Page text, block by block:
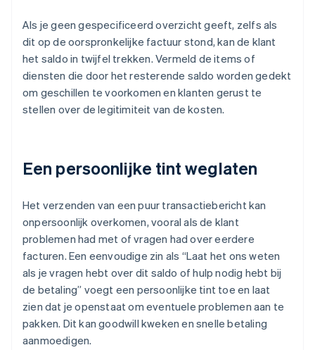
Als je geen gespecificeerd overzicht geeft, zelfs als
dit op de oorspronkelijke factuur stond, kan de klant
het saldo in twijfel trekken. Vermeld de items of
diensten die door het resterende saldo worden gedekt
om geschillen te voorkomen en klanten gerust te
stellen over de legitimiteit van de kosten.
Een persoonlijke tint weglaten
Het verzenden van een puur transactiebericht kan
onpersoonlijk overkomen, vooral als de klant
problemen had met of vragen had over eerdere
facturen. Een eenvoudige zin als “Laat het ons weten
als je vragen hebt over dit saldo of hulp nodig hebt bij
de betaling” voegt een persoonlijke tint toe en laat
zien dat je openstaat om eventuele problemen aan te
pakken. Dit kan goodwill kweken en snelle betaling
aanmoedigen.